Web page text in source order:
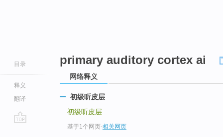
目录
释义
翻译
primary auditory cortex ai
网络释义
初级听皮层
初级听皮层
基于1个网页-相关网页